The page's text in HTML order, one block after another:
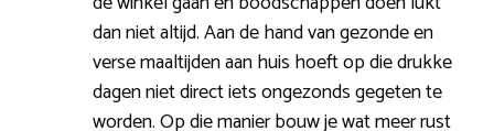
dan niet altijd. Aan de hand van gezonde en
verse maaltijden aan huis hoeft op die drukke
dagen niet direct iets ongezonds gegeten te
worden. Op die manier bouw je wat meer rust